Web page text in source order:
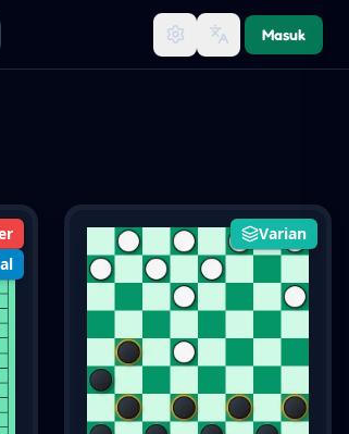
Masuk
Varian